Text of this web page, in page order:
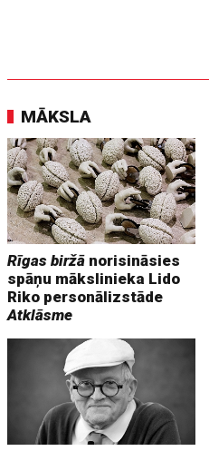
MĀKSLA
Rīgas biržā norisināsies
spāņu mākslinieka Lido
Riko personālizstāde
Atklāsme